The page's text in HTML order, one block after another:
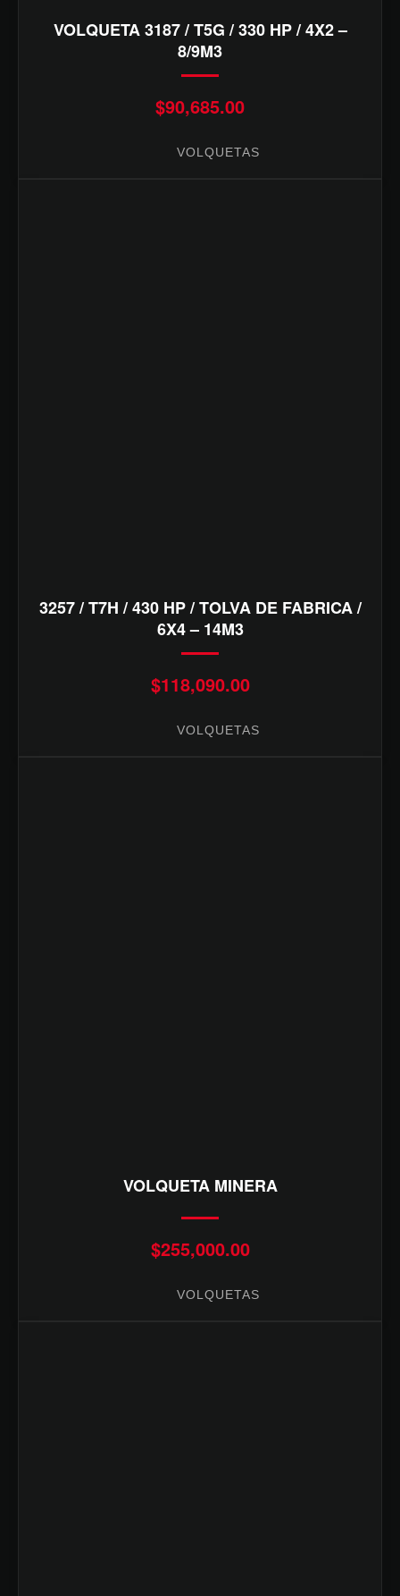
VOLQUETA 3187 / T5G / 330 HP / 4X2 –
8/9M3
$90,685.00
VOLQUETAS
3257 / T7H / 430 HP / TOLVA DE FABRICA /
6X4 – 14M3
$118,090.00
VOLQUETAS
VOLQUETA MINERA
$255,000.00
VOLQUETAS